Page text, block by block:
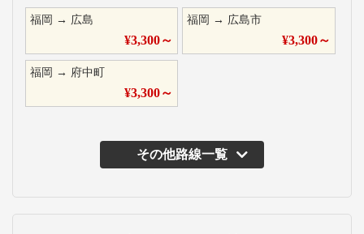
福岡 → 広島
¥3,300～
福岡 → 広島市
¥3,300～
福岡 → 府中町
¥3,300～
その他路線一覧